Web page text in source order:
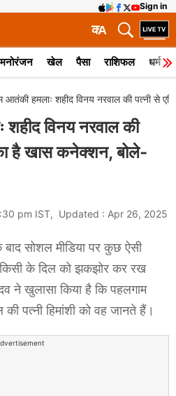
Sign in
A
क
मनोरंजन खेल पैसा राशिफल धर्म
आतंकी हमलाः शहीद विनय नरवाल की पत्नी से
विनय नरवाल की
है खास कनेक्शन, बोले-
pm IST, Updated : Apr 26, 2025
सोशल मीडिया पर कुछ ऐसी
के दिल को झकझोर कर रख
ने खुलासा किया है कि पहलगाम
पत्नी हिमांशी को वह जानते हैं।